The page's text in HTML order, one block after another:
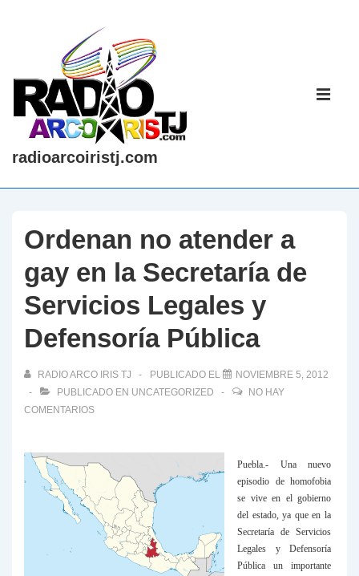
contenido
principal
radioarcoiristj.com
Ordenan no atender a
gay en la Secretaría de
Servicios Legales y
Defensoría Pública
RADIO ARCO IRIS TJ PUBLICADO EL
NOVIEMBRE 5, 2012
PUBLICADO EN UNCATEGORIZED
NO HAY
COMENTARIOS
Puebla.- Una nuevo
episodio de homofobia
se vive en el gobierno
del estado, ya que en la
Secretaría de Servicios
Legales y Defensoría
Pública un importante